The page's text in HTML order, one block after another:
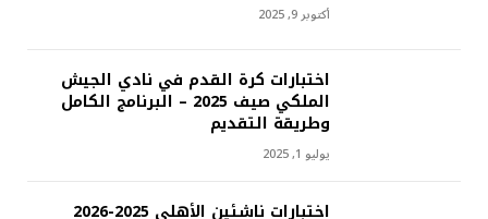
أكتوبر 9, 2025
اختبارات كرة القدم في نادي الجيش
الملكي صيف 2025 – البرنامج الكامل
وطريقة التقديم
يوليو 1, 2025
اختبارات ناشئين الأهلي 2025-2026